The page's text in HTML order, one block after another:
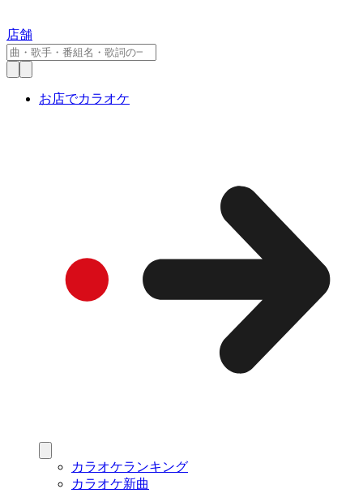
店舗
お店でカラオケ
カラオケランキング
カラオケ新曲